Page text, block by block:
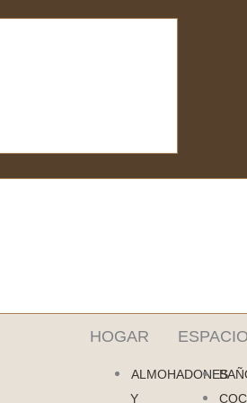
Cerrar
Abrir
HOGAR
ALMOHADONES
Y